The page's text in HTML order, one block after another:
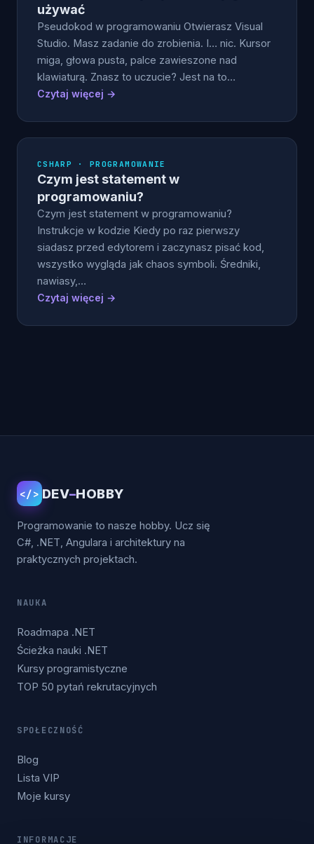
używać
Pseudokod w programowaniu Otwierasz Visual
Studio. Masz zadanie do zrobienia. I… nic. Kursor
miga, głowa pusta, palce zawieszone nad
klawiaturą. Znasz to uczucie? Jest na to…
Czytaj więcej →
CSHARP · PROGRAMOWANIE
Czym jest statement w
programowaniu?
Czym jest statement w programowaniu?
Instrukcje w kodzie Kiedy po raz pierwszy
siadasz przed edytorem i zaczynasz pisać kod,
wszystko wygląda jak chaos symboli. Średniki,
nawiasy,…
Czytaj więcej →
</> DEV–HOBBY
Programowanie to nasze hobby. Ucz się
C#, .NET, Angulara i architektury na
praktycznych projektach.
NAUKA
Roadmapa .NET
Ścieżka nauki .NET
Kursy programistyczne
TOP 50 pytań rekrutacyjnych
SPOŁECZNOŚĆ
Blog
Lista VIP
Moje kursy
INFORMACJE